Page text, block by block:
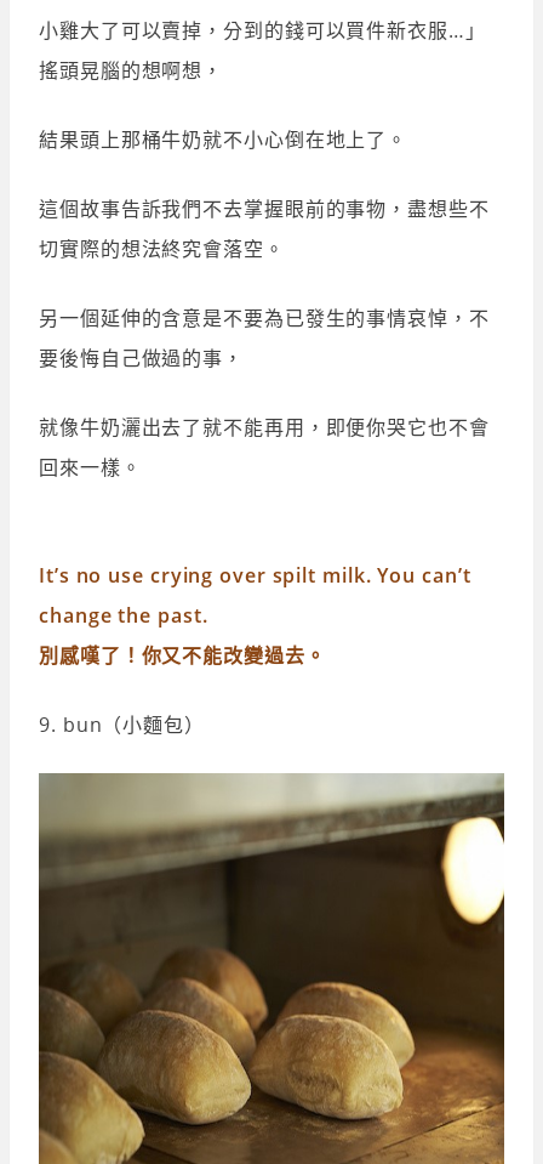
小雞大了可以賣掉，分到的錢可以買件新衣服…」
搖頭晃腦的想啊想，
結果頭上那桶牛奶就不小心倒在地上了。
這個故事告訴我們不去掌握眼前的事物，盡想些不
切實際的想法終究會落空。
另一個延伸的含意是不要為已發生的事情哀悼，不
要後悔自己做過的事，
就像牛奶灑出去了就不能再用，即便你哭它也不會
回來一樣。
It’s no use crying over spilt milk. You can’t
change the past.
別感嘆了！你又不能改變過去。
9. bun（小麵包）